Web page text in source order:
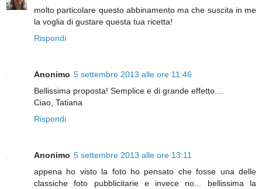
molto particolare questo abbinamento ma che suscita in me
la voglia di gustare questa tua ricetta!
Rispondi
Anonimo 5 settembre 2013 alle ore 11:46
Bellissima proposta! Semplice e di grande effetto....
Ciao, Tatiana
Rispondi
Anonimo 5 settembre 2013 alle ore 13:11
appena ho visto la foto ho pensato che fosse una delle
classiche foto pubblicitarie e invece no... bellissima la